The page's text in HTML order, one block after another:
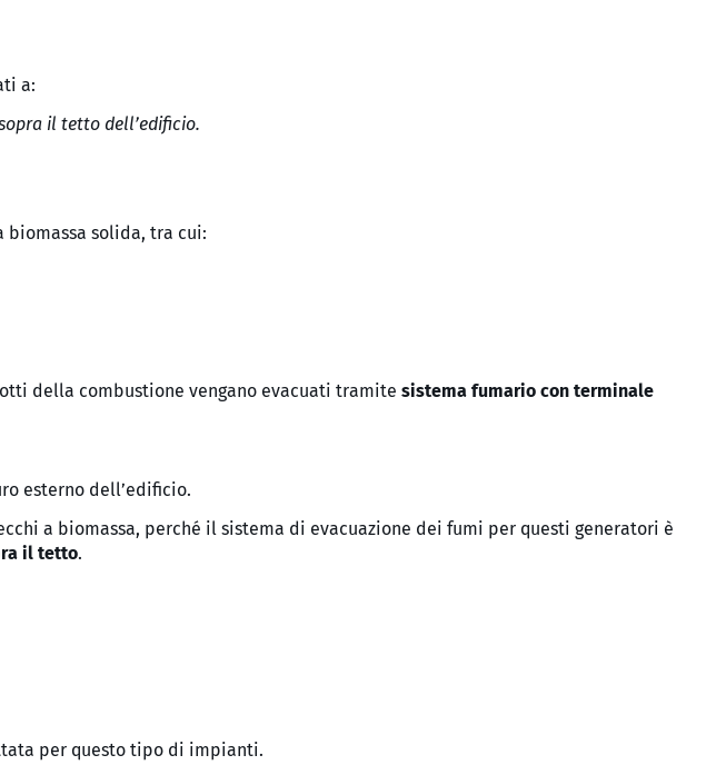
a:
il tetto dell’edificio.
solida, tra cui:
della combustione vengano evacuati tramite sistema fumario con terminale
esterno dell’edificio.
a biomassa, perché il sistema di evacuazione dei fumi per questi generatori è
il tetto.
per questo tipo di impianti.